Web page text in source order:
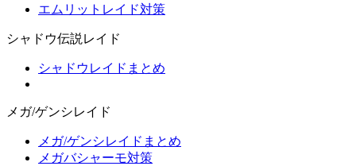
エムリットレイド対策
シャドウ伝説レイド
シャドウレイドまとめ
メガ/ゲンシレイド
メガ/ゲンシレイドまとめ
メガバシャーモ対策